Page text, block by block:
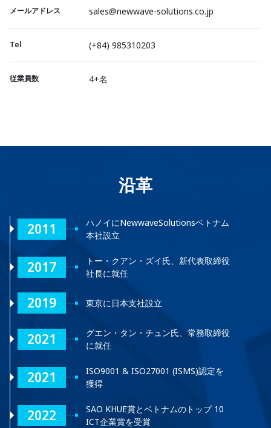
メールアドレス sales@newwave-solutions.co.jp
Tel (+84) 985310203
従業員数 4+名
沿革
2011
ハノイにNewwaveSolutionsベトナム
本社設立
2017
トー・クアン・ズイ氏、新代表取締役
社長に就任
2019 東京に日本支社設立
2021
グエン・タン・チュン氏、常務取締役
に就任
2021
ISO9001 & ISO27001 (ISMS)認定を
獲得
2022
SAO KHUE賞とベトナムのトップ 10
ICT企業賞を受賞